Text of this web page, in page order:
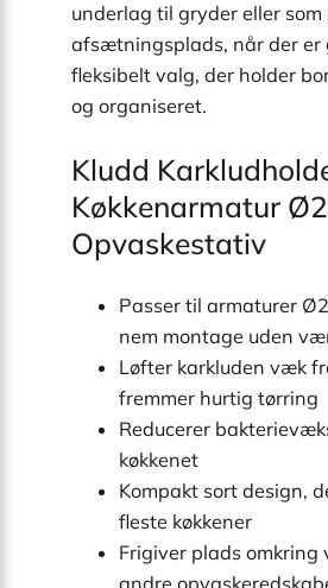
underlag til gryder eller som
afsætningsplads, når der er
fleksibelt valg, der holder
og organiseret.
Kludd
Køkkenarmatur
Opvaskestativ
Passer til armaturer
nem montage uden
Løfter karkluden væk
fremmer hurtig tørring
Reducerer
køkkenet
Kompakt sort design,
fleste køkkener
Frigiver plads omkring